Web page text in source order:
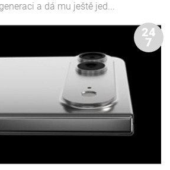
a dá mu ještě jed...
24
7